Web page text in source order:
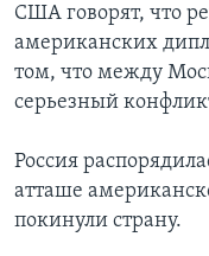
НЬЮ-ЙОРК NEW
АМЕРИКА.
ПОДПИСКА НА
СОЦИАЛЬНЫЕ СЕТИ
США говорят, что
американских
том, что между
серьезный
Россия
атташе
покинули страну.